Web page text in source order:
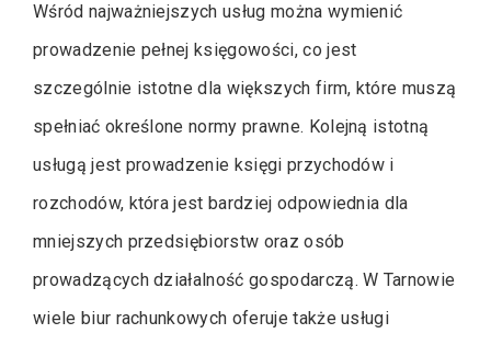
Wśród najważniejszych usług można wymienić
prowadzenie pełnej księgowości, co jest
szczególnie istotne dla większych firm, które muszą
spełniać określone normy prawne. Kolejną istotną
usługą jest prowadzenie księgi przychodów i
rozchodów, która jest bardziej odpowiednia dla
mniejszych przedsiębiorstw oraz osób
prowadzących działalność gospodarczą. W Tarnowie
wiele biur rachunkowych oferuje także usługi